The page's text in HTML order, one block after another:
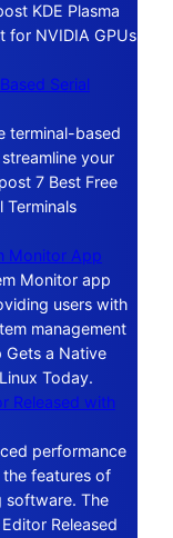
KDE Plasma
for NVIDIA GPUs
Serial
terminal-based
your
7 Best Free
Terminals
Monitor App
Monitor app
users with
management
Gets a Native
Today.
Released with
performance
features of
software. The
Released